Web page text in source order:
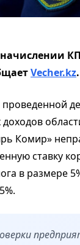
Vecher.kz.
проведенной
Комир»
ставку
в размере